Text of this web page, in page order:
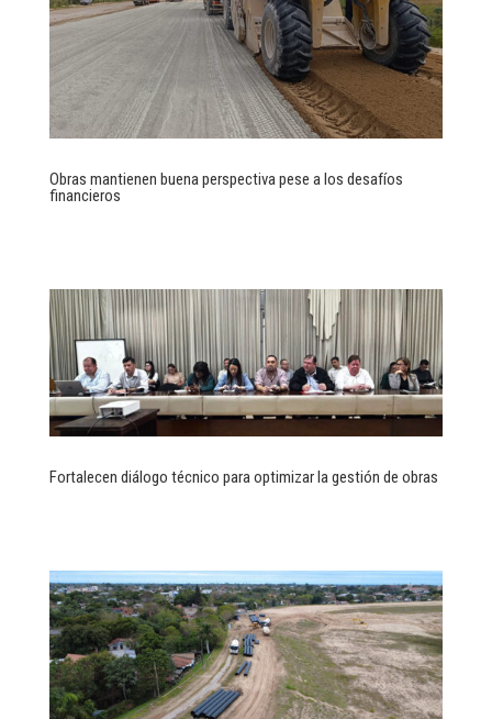
Obras mantienen buena perspectiva pese a los desafíos
financieros
Fortalecen diálogo técnico para optimizar la gestión de obras